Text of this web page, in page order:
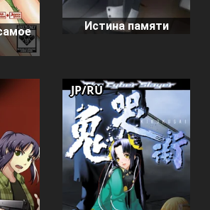
Истина памяти
JP/RU